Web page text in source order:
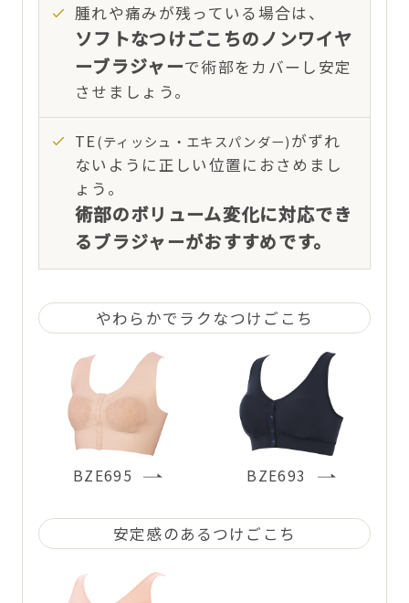
腫れや痛みが残っている場合は、
ソフトなつけごこちのノンワイヤ
ーブラジャーで術部をカバーし安定
させましょう。
TE(ティッシュ・エキスパンダー)がずれ
ないように正しい位置におさめまし
ょう。
術部のボリューム変化に対応でき
るブラジャーがおすすめです。
やわらかでラクなつけごこち
BZE695 BZE693
安定感のあるつけごこち